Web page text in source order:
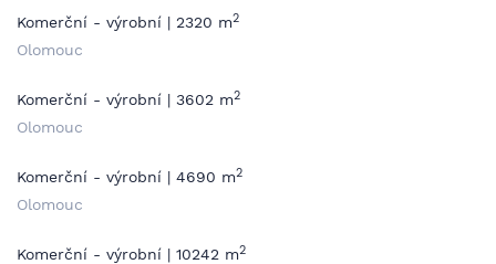
Komerční - výrobní | 2320 m2
Olomouc
Komerční - výrobní | 3602 m2
Olomouc
Komerční - výrobní | 4690 m2
Olomouc
Komerční - výrobní | 10242 m2